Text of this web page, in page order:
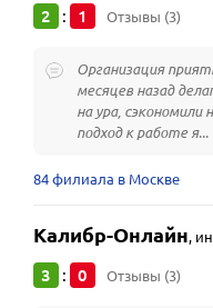
2 : 1 Отзывы (3)
Организация
месяцев назад
на ура, сэкономили
подход к работе я...
84 филиала в Москве
Калибр-Онлайн,
3 : 0 Отзывы (3)